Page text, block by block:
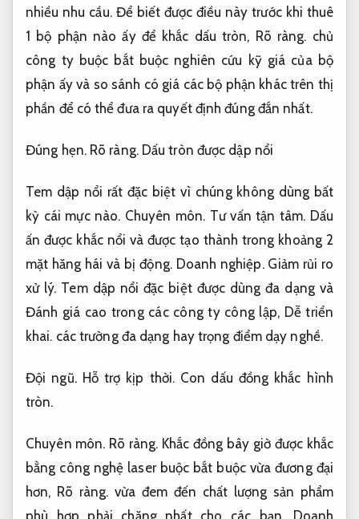
nhiều nhu cầu.Để biết được điều này trước khi thuê
1 bộ phận nào ấy để khắc dấu tròn, Rõ ràng. chủ
công ty buộc bắt buộc nghiên cứu kỹ giá của bộ
phận ấy và so sánh có giá các bộ phận khác trên thị
phần để có thể đưa ra quyết định đúng đắn nhất.
Đúng hẹn. Rõ ràng.Dấu tròn được dập nổi
Tem dập nổi rất đặc biệt vì chúng không dùng bất
kỳ cái mực nào. Chuyên môn. Tư vấn tận tâm. Dấu
ấn được khắc nổi và được tạo thành trong khoảng 2
mặt hăng hái và bị động. Doanh nghiệp. Giảm rủi ro
xử lý. Tem dập nổi đặc biệt được dùng đa dạng và
Đánh giá cao trong các công ty công lập, Dễ triển
khai. các trường đa dạng hay trọng điểm dạy nghề.
Đội ngũ. Hỗ trợ kịp thời. Con dấu đồng khắc hình
tròn.
Chuyên môn. Rõ ràng. Khắc đồng bây giờ được khắc
bằng công nghệ laser buộc bắt buộc vừa đương đại
hơn, Rõ ràng. vừa đem đến chất lượng sản phẩm